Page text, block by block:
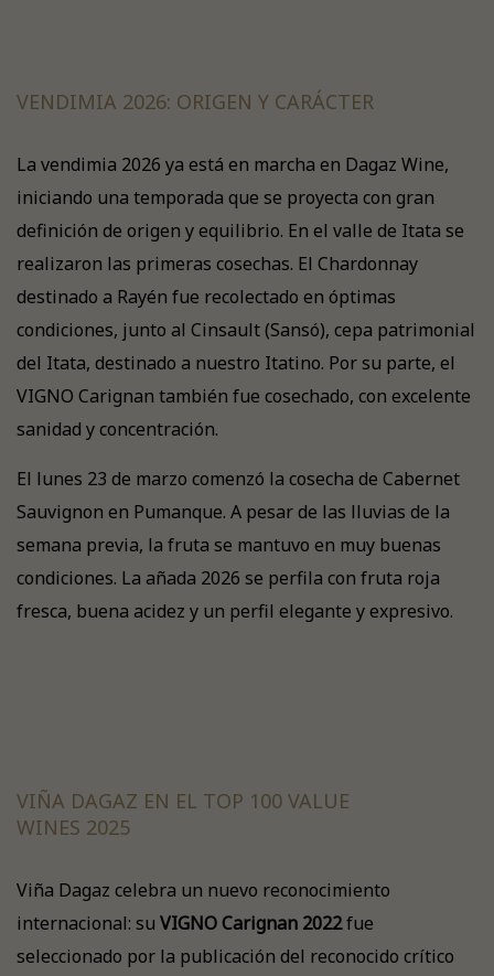
VENDIMIA 2026: ORIGEN Y CARÁCTER
La vendimia 2026 ya está en marcha en Dagaz Wine,
iniciando una temporada que se proyecta con gran
definición de origen y equilibrio. En el valle de Itata se
realizaron las primeras cosechas. El Chardonnay
destinado a Rayén fue recolectado en óptimas
condiciones, junto al Cinsault (Sansó), cepa patrimonial
del Itata, destinado a nuestro Itatino. Por su parte, el
VIGNO Carignan también fue cosechado, con excelente
sanidad y concentración.
El lunes 23 de marzo comenzó la cosecha de Cabernet
Sauvignon en Pumanque. A pesar de las lluvias de la
semana previa, la fruta se mantuvo en muy buenas
condiciones. La añada 2026 se perfila con fruta roja
fresca, buena acidez y un perfil elegante y expresivo.
VIÑA DAGAZ EN EL TOP 100 VALUE
WINES 2025
Viña Dagaz celebra un nuevo reconocimiento
internacional: su VIGNO Carignan 2022fue
seleccionado por la publicación del reconocido crítico